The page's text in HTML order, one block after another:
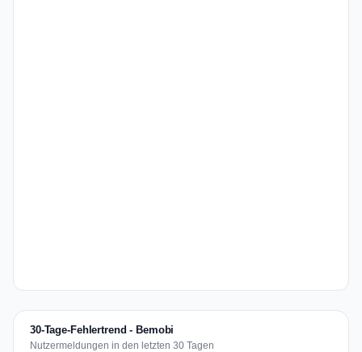
30-Tage-Fehlertrend - Bemobi
Nutzermeldungen in den letzten 30 Tagen